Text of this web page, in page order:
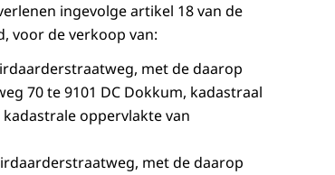
ingevolge artikel 18 van de
voor de verkoop van:
met de daarop
70 te 9101 DC Dokkum, kadastraal
oppervlakte van
met de daarop